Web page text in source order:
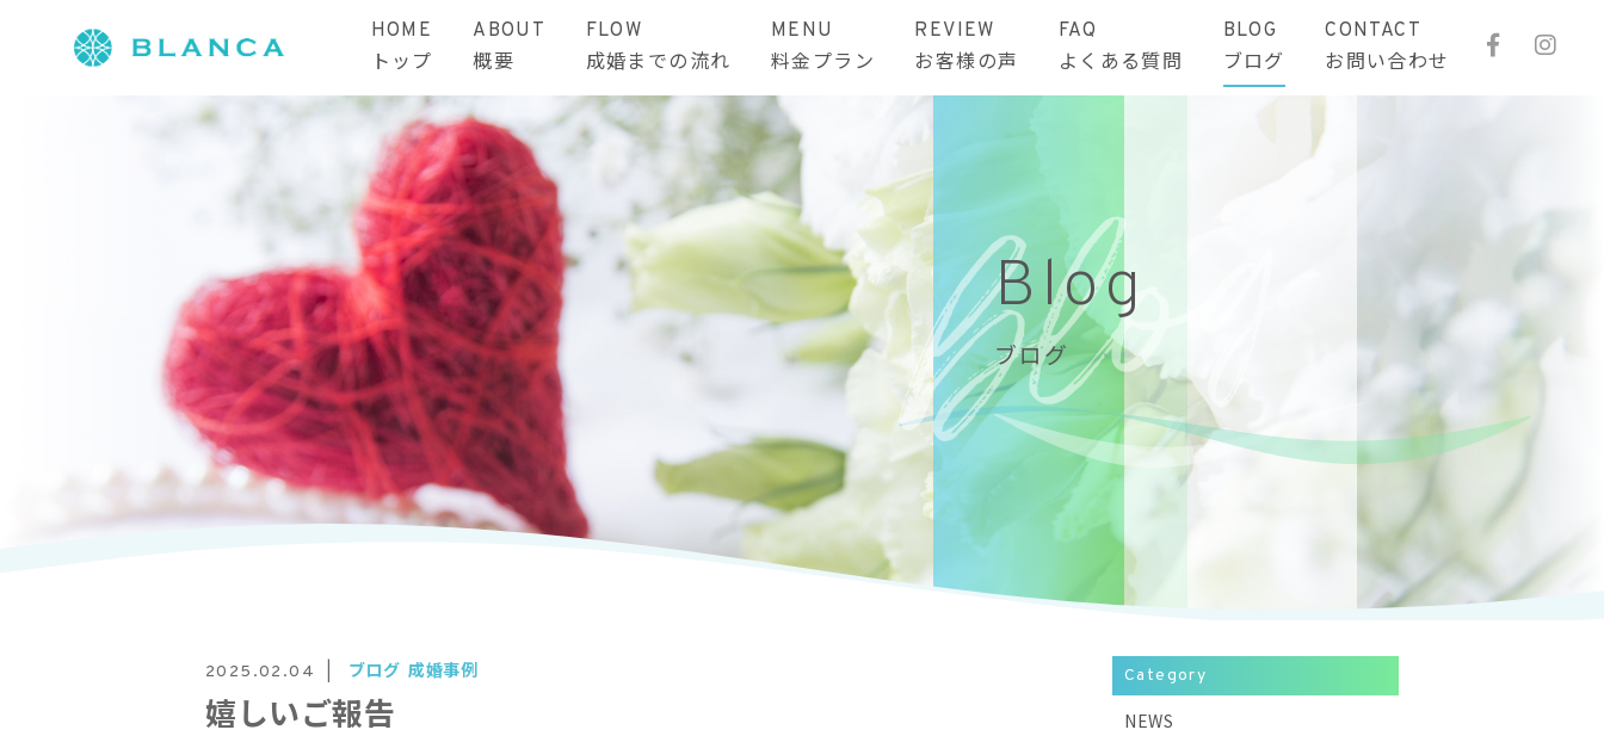
HOME
トップ
ABOUT
概要
FLOW
成婚までの流れ
MENU
料金プラン
REVIEW
お客様の声
FAQ
よくある質問
BLOG
ブログ
CONTACT
お問い合わせ
Blog
ブログ
2025.02.04 ブログ 成婚事例
嬉しいご報告
Category
NEWS